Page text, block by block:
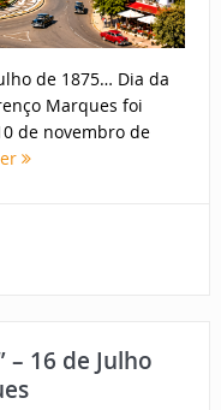
de 1875… Dia da
Marques foi
de novembro de
– 16 de Julho